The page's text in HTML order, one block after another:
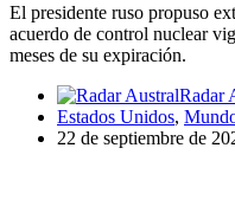
El presidente ruso propuso
acuerdo de control nuclear
meses de su expiración.
Radar
Estados Unidos,
22 de septiembre de